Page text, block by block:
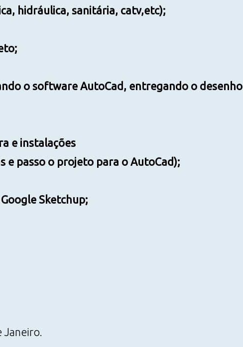
hidráulica, sanitária, catv,etc);
o software AutoCad, entregando o desenho
e instalações
e passo o projeto para o AutoCad);
Sketchup;
Janeiro.